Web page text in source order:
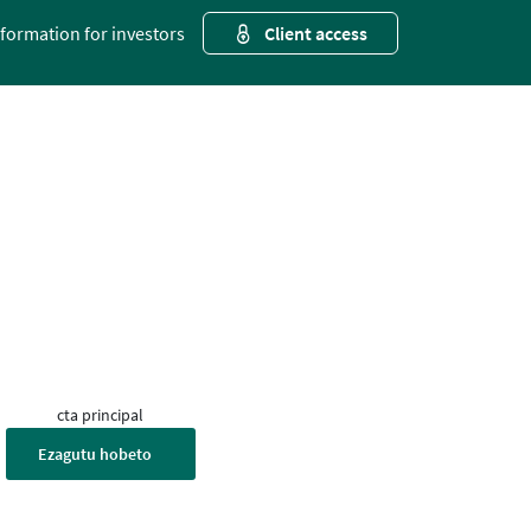
for investors Client access
cta principal
Ezagutu hobeto